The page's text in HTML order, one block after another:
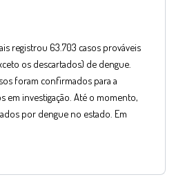
registrou 63.703 casos prováveis
os descartados) de dengue.
foram confirmados para a
em investigação. Até o momento,
por dengue no estado. Em